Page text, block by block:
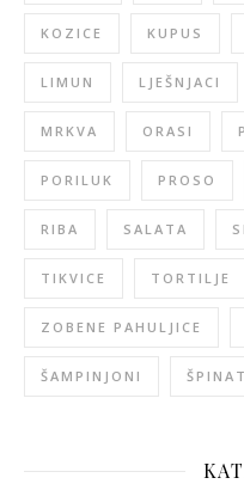
KOZICE KUPUS
LIMUN LJEŠNJACI
MRKVA ORASI
PORILUK PROSO
RIBA SALATA
TIKVICE TORTILJE
ZOBENE PAHULJICE
ŠAMPINJONI ŠPINAT